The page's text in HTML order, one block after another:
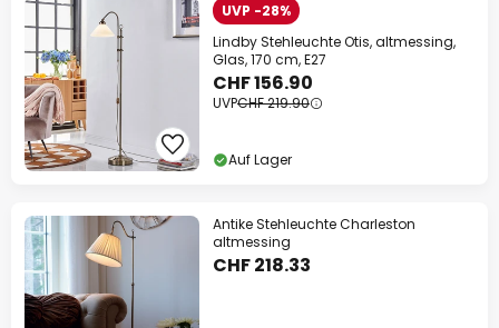
UVP -28%
Lindby Stehleuchte Otis, altmessing,
Glas, 170 cm, E27
CHF 156.90
UVPCHF 219.90
Auf Lager
Antike Stehleuchte Charleston
altmessing
CHF 218.33